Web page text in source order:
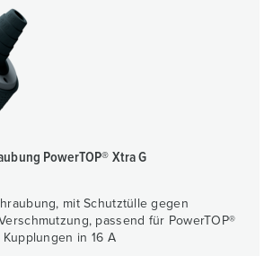
PowerTOP® Xtra G
mit Schutztülle gegen
passend für PowerTOP®
in 16 A